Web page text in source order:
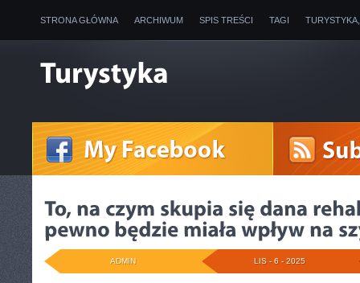
STRONA GŁÓWNA ARCHIWUM SPIS TREŚCI TAGI
LIS - 6 - 2025
ADMIN